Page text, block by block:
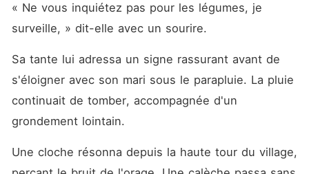
« Ne vous inquiétez pas pour les légumes, je
surveille, » dit-elle avec un sourire.
Sa tante lui adressa un signe rassurant avant de
s'éloigner avec son mari sous le parapluie. La pluie
continuait de tomber, accompagnée d'un
grondement lointain.
Une cloche résonna depuis la haute tour du village,